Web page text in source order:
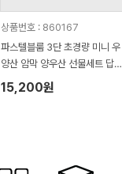
상품번호 : 860167
파스텔블룸 3단 초경량 미니 우
양산 암막 양우산 선물세트 답례
품+무한타올세트 푸들이 40수 1
50g 수건세트
15,200원